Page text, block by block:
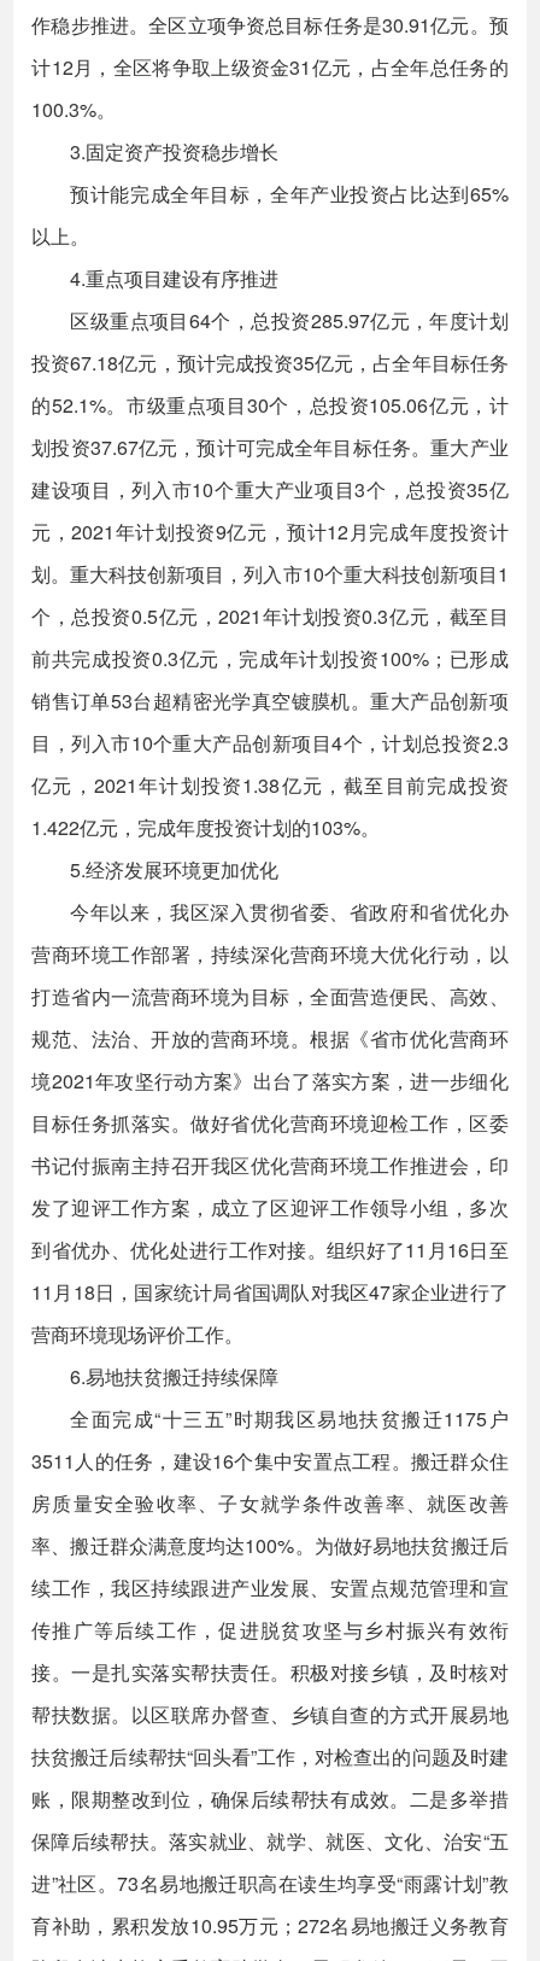
作稳步推进。全区立项争资总目标任务是30.91亿元。预
计12月，全区将争取上级资金31亿元，占全年总任务的
100.3%。
3.固定资产投资稳步增长
预计能完成全年目标，全年产业投资占比达到65%
以上。
4.重点项目建设有序推进
区级重点项目64个，总投资285.97亿元，年度计划
投资67.18亿元，预计完成投资35亿元，占全年目标任务
的52.1%。市级重点项目30个，总投资105.06亿元，计
划投资37.67亿元，预计可完成全年目标任务。重大产业
建设项目，列入市10个重大产业项目3个，总投资35亿
元，2021年计划投资9亿元，预计12月完成年度投资计
划。重大科技创新项目，列入市10个重大科技创新项目1
个，总投资0.5亿元，2021年计划投资0.3亿元，截至目
前共完成投资0.3亿元，完成年计划投资100%；已形成
销售订单53台超精密光学真空镀膜机。重大产品创新项
目，列入市10个重大产品创新项目4个，计划总投资2.3
亿元，2021年计划投资1.38亿元，截至目前完成投资
1.422亿元，完成年度投资计划的103%。
5.经济发展环境更加优化
今年以来，我区深入贯彻省委、省政府和省优化办
营商环境工作部署，持续深化营商环境大优化行动，以
打造省内一流营商环境为目标，全面营造便民、高效、
规范、法治、开放的营商环境。根据《省市优化营商环
境2021年攻坚行动方案》出台了落实方案，进一步细化
目标任务抓落实。做好省优化营商环境迎检工作，区委
书记付振南主持召开我区优化营商环境工作推进会，印
发了迎评工作方案，成立了区迎评工作领导小组，多次
到省优办、优化处进行工作对接。组织好了11月16日至
11月18日，国家统计局省国调队对我区47家企业进行了
营商环境现场评价工作。
6.易地扶贫搬迁持续保障
全面完成“十三五”时期我区易地扶贫搬迁1175户
3511人的任务，建设16个集中安置点工程。搬迁群众住
房质量安全验收率、子女就学条件改善率、就医改善
率、搬迁群众满意度均达100%。为做好易地扶贫搬迁后
续工作，我区持续跟进产业发展、安置点规范管理和宣
传推广等后续工作，促进脱贫攻坚与乡村振兴有效衔
接。一是扎实落实帮扶责任。积极对接乡镇，及时核对
帮扶数据。以区联席办督查、乡镇自查的方式开展易地
扶贫搬迁后续帮扶“回头看”工作，对检查出的问题及时建
账，限期整改到位，确保后续帮扶有成效。二是多举措
保障后续帮扶。落实就业、就学、就医、文化、治安“五
进”社区。73名易地搬迁职高在读生均享受“雨露计划”教
育补助，累积发放10.95万元；272名易地搬迁义务教育